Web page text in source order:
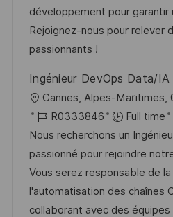
t
i
o
f
f
i
h
a
g
e
c
e
p
o
s
t
e
r
i
e
développement pour garantir
Rejoignez-nous pour relever
passionnants !
Ingénieur DevOps Data/IA
o
c
a
l
i
s
Cannes, Alpes-Maritimes,
R
é
f
é
r
e
R0333846 Full time
Nous recherchons un
passionné pour rejoindre
Vous serez responsable de
l'automatisation des chaînes
collaborant avec des